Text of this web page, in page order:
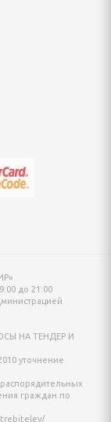
до 21:00
НА ТЕНДЕР И
уточнение
граждан по